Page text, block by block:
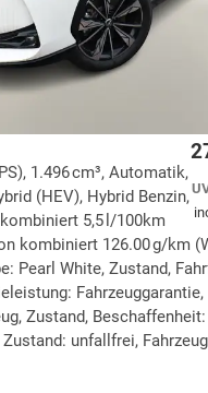
1.496 cm³, Automatik,
(HEV), Hybrid Benzin,
5,5 l/100km
kombiniert 126.00 g/km
Pearl White, Zustand,
Fahrzeuggarantie,
Zustand, Beschaffenheit:
unfallfrei,